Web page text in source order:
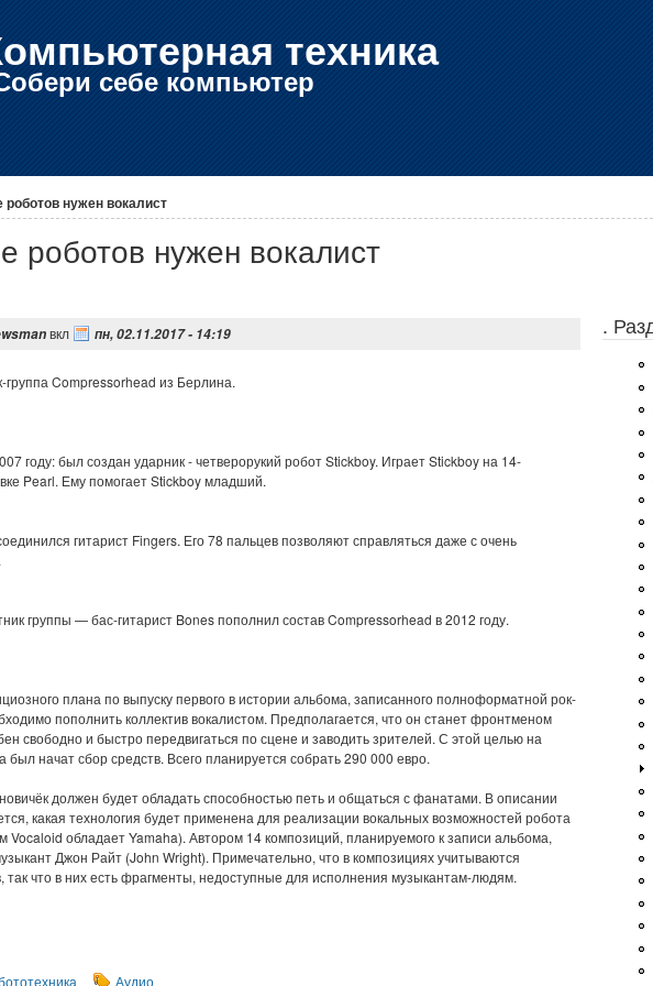
техника
себе компьютер
роботов нужен вокалист
роботов нужен вокалист
вкл пн, 02.11.2017 - 14:19
Compressorhead из Берлина.
году: был создан ударник - четверорукий робот Stickboy. Играет Stickboy на 14-
Pearl. Ему помогает Stickboy младший.
гитарист Fingers. Его 78 пальцев позволяют справляться даже с очень
группы — бас-гитарист Bones пополнил состав Compressorhead в 2012 году.
плана по выпуску первого в истории альбома, записанного полноформатной рок-
пополнить коллектив вокалистом. Предполагается, что он станет фронтменом
свободно и быстро передвигаться по сцене и заводить зрителей. С этой целью на
был начат сбор средств. Всего планируется собрать 290 000 евро.
должен будет обладать способностью петь и общаться с фанатами. В описании
какая технология будет применена для реализации вокальных возможностей робота
обладает Yamaha). Автором 14 композиций, планируемого к записи альбома,
Джон Райт (John Wright). Примечательно, что в композициях учитываются
так что в них есть фрагменты, недоступные для исполнения музыкантам-людям.
Аудио
.